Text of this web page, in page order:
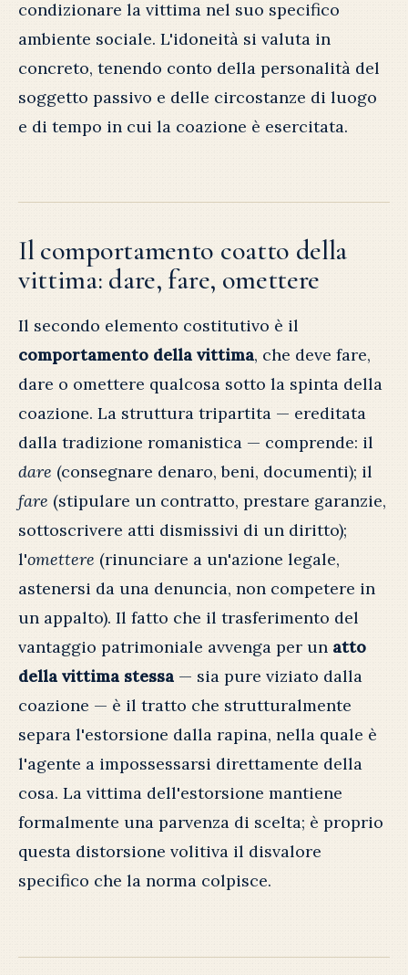
condizionare la vittima nel suo specifico
ambiente sociale. L'idoneità si valuta in
concreto, tenendo conto della personalità del
soggetto passivo e delle circostanze di luogo
e di tempo in cui la coazione è esercitata.
Il comportamento coatto della
vittima: dare, fare, omettere
Il secondo elemento costitutivo è il
comportamento della vittima, che deve fare,
dare o omettere qualcosa sotto la spinta della
coazione. La struttura tripartita — ereditata
dalla tradizione romanistica — comprende: il
dare (consegnare denaro, beni, documenti); il
fare (stipulare un contratto, prestare garanzie,
sottoscrivere atti dismissivi di un diritto);
l'omettere (rinunciare a un'azione legale,
astenersi da una denuncia, non competere in
un appalto). Il fatto che il trasferimento del
vantaggio patrimoniale avvenga per un atto
della vittima stessa — sia pure viziato dalla
coazione — è il tratto che strutturalmente
separa l'estorsione dalla rapina, nella quale è
l'agente a impossessarsi direttamente della
cosa. La vittima dell'estorsione mantiene
formalmente una parvenza di scelta; è proprio
questa distorsione volitiva il disvalore
specifico che la norma colpisce.